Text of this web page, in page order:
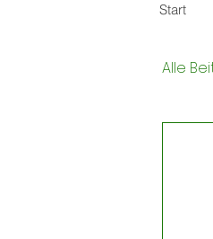
Start
Alle